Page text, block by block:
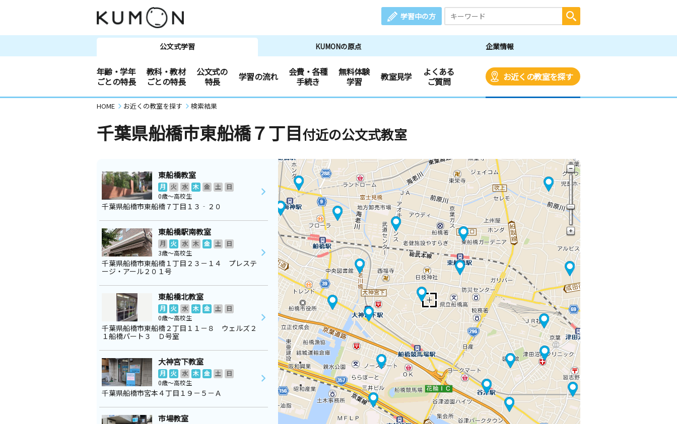
学習中の方
公文式学習 KUMONの原点 企業情報
年齢・学年
ごとの特長
教科・教材
ごとの特長
公文式の
特長
学習の流れ
会費・各種
手続き
無料体験
学習
教室見学
よくある
ご質問
お近くの教室を探す
HOME お近くの教室を探す 検索結果
千葉県船橋市東船橋７丁目付近の公文式教室
東船橋教室
月 火 水 木 金 土
日
0歳～高校生
千葉県船橋市東船橋７丁目１３‐２０
東船橋駅南教室
月 火 水 木 金 土
日
3歳～高校生
千葉県船橋市東船橋１丁目２３－１４ プレステ
ージ・アール２０１号
東船橋北教室
月 火 水 木 金 土
日
0歳～高校生
千葉県船橋市東船橋２丁目１１－８ ウェルズ２
１船橋パート３ Ｄ号室
大神宮下教室
月 火 水 木 金 土
日
0歳～高校生
千葉県船橋市宮本４丁目１９－５－Ａ
市場教室